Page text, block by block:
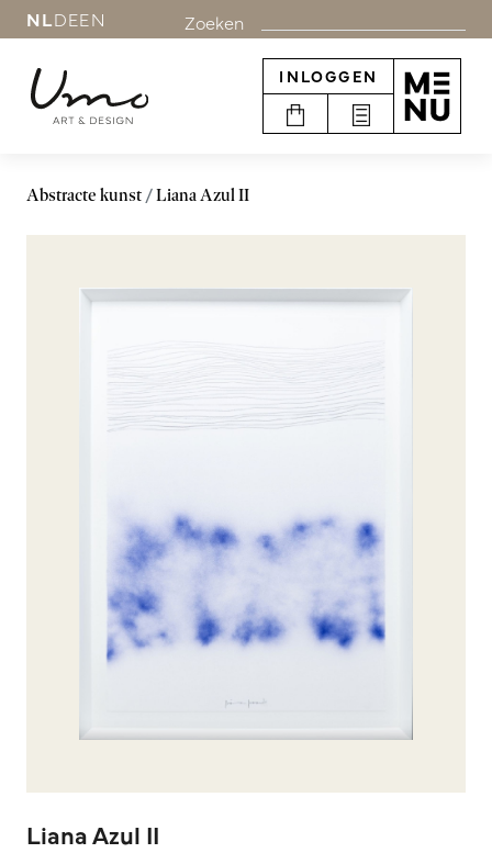
NLDEEN Zoeken
INLOGGEN
Abstracte kunst Liana Azul II
Liana Azul II